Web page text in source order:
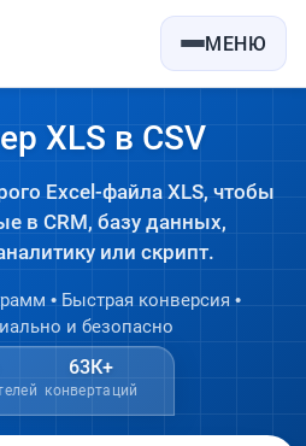
МЕНЮ
XLS в CSV
Excel-файла XLS, чтобы
в CRM, базу данных,
или скрипт.
• Быстрая конверсия •
и безопасно
63К+
конвертаций